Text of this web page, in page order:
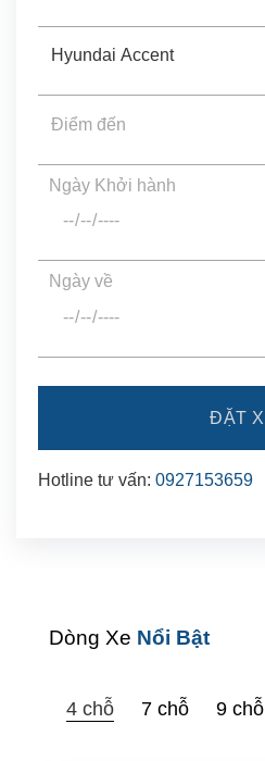
Ngày Khởi hành
Ngày về
Hotline tư vấn: 0927153659
Dòng Xe Nổi Bật
4 chỗ 7 chỗ 9 chỗ